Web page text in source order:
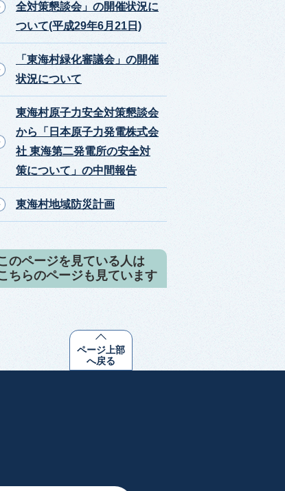
全対策懇談会」の開催状況に
ついて(平成29年6月21日)
「東海村緑化審議会」の開催
状況について
東海村原子力安全対策懇談会
から「日本原子力発電株式会
社 東海第二発電所の安全対
策について」の中間報告
東海村地域防災計画
のページを見ている人は
ちらのページも見ています
ページ上部
へ戻る